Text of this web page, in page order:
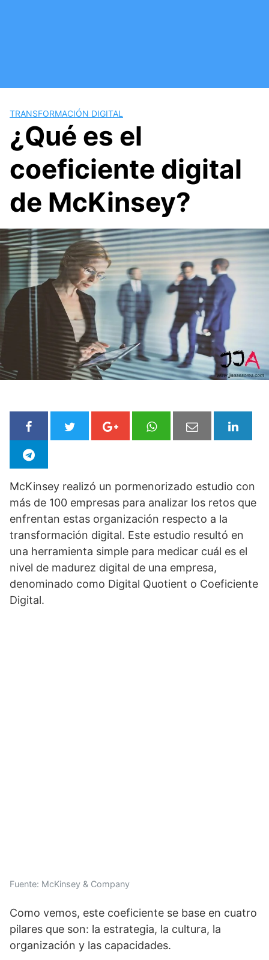
TRANSFORMACIÓN DIGITAL
¿Qué es el
coeficiente digital
de McKinsey?
McKinsey realizó un pormenorizado estudio con
más de 100 empresas para analizar los retos que
enfrentan estas organización respecto a la
transformación digital. Este estudio resultó en
una herramienta simple para medicar cuál es el
nivel de madurez digital de una empresa,
denominado como Digital Quotient o Coeficiente
Digital.
Fuente: McKinsey & Company
Como vemos, este coeficiente se base en cuatro
pilares que son: la estrategia, la cultura, la
organización y las capacidades.